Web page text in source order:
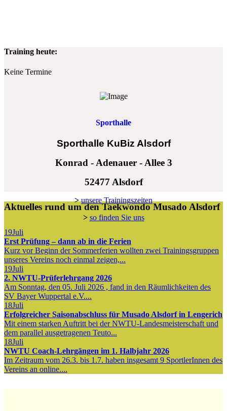
Training heute:
Keine Termine
Sporthalle
Sporthalle KuBiz Alsdorf
Konrad - Adenauer - Allee 3
52477 Alsdorf
> unsere Trainingszeiten
> so finden Sie uns
Aktuelles rund um den Taekwondo Musado Alsdorf
19Juli
Erst Prüfung – dann ab in die Ferien
Kurz vor Beginn der Sommerferien wollten zwei Trainingsgruppen
unseres Vereins noch einmal zeigen,...
19Juli
2. NWTU-Prüferlehrgang 2026
Am Sonntag, den 05. Juli 2026 , fand in den Räumlichkeiten des
SV Bayer Wuppertal e.V....
18Juli
Erfolgreicher Saisonabschluss für Musado Alsdorf in Lengerich
Mit einem starken Auftritt bei der NWTU-Landesmeisterschaft und
dem parallel ausgetragenen Teuto...
18Juli
NWTU Coach-Lehrgängen im 1. Halbjahr 2026
Im Zeitraum vom 26.3. bis 1.7. haben insgesamt 9 SportlerInnen des
Vereins an online....